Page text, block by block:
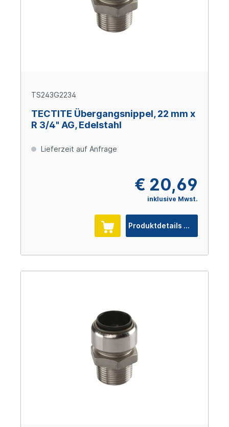
TS243G2234
TECTITE Übergangsnippel, 22 mm x
R 3/4" AG, Edelstahl
Lieferzeit auf Anfrage
€ 20,69
inklusive Mwst.
Produktdetails